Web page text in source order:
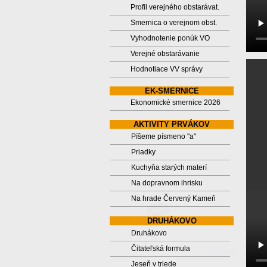
Profil verejného obstarávat.
Smernica o verejnom obst.
Vyhodnotenie ponúk VO
Verejné obstarávanie
Hodnotiace VV správy
EK-SMERNICE
Ekonomické smernice 2026
AKTIVITY PRVÁKOV
Píšeme písmeno "a"
Priadky
Kuchyňa starých materí
Na dopravnom ihrisku
Na hrade Červený Kameň
DRUHÁKOVO
Druhákovo
Čitateľská formula
Jeseň v triede